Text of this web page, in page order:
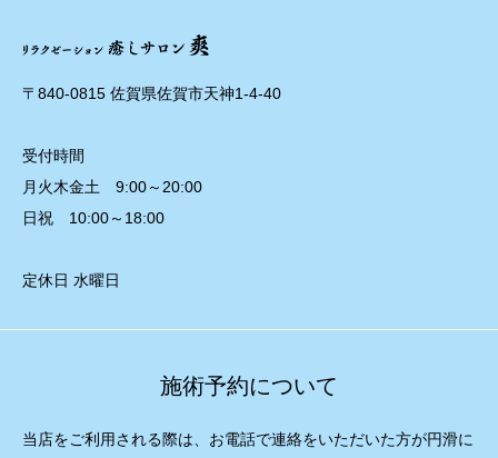
〒840-0815 佐賀県佐賀市天神1-4-40
受付時間
月火木金土 9:00～20:00
日祝 10:00～18:00
定休日 水曜日
施術予約について
当店をご利用される際は、お電話で連絡をいただいた方が円滑に